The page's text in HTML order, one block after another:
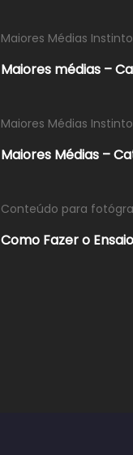
Maiores Médias
Maiores médias –
Maiores Médias
Maiores Médias –
Conteúdo para
Como Fazer o